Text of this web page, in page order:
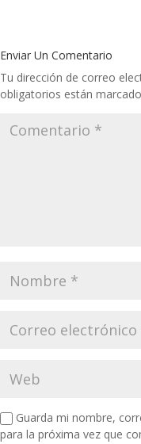
Enviar Un Comentario
Tu dirección de correo
obligatorios están
Guarda mi nombre,
para la próxima vez que